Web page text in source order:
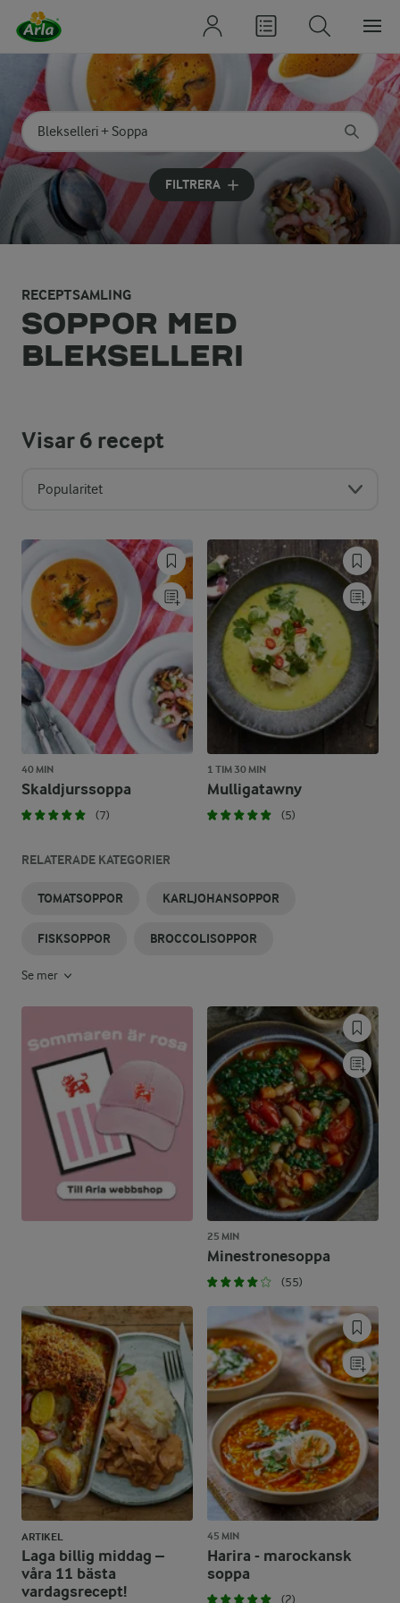
Sök på kategori eller ingrediens
Skriv in sökord för att få förslag
FILTRERA
RECEPTSAMLING
SOPPOR MED
BLEKSELLERI
Visar6 recept
Popularitet
40 MIN
Skaldjurssoppa
(7)
1 TIM 30 MIN
Mulligatawny
(5)
RELATERADE KATEGORIER
TOMATSOPPOR KARLJOHANSOPPOR
FISKSOPPOR BROCCOLISOPPOR
Se mer
25 MIN
Minestronesoppa
(55)
ARTIKEL
Laga billig middag –
våra 11 bästa
vardagsrecept!
45 MIN
Harira - marockansk
soppa
(2)